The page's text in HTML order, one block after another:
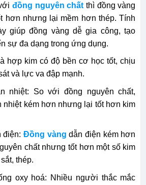
đồng nguyên chất thì đồng vàng
hơn nhưng lại mềm hơn thép. Tính
giúp đồng vàng dễ gia công, tạo
sự đa dạng trong ứng dụng.
hợp kim có độ bền cơ học tốt, chịu
và lực va đập mạnh.
nhiệt: So với đồng nguyên chất,
nhiệt kém hơn nhưng lại tốt hơn kim
điện:Đồng vàng dẫn điện kém hơn
chất nhưng tốt hơn một số kim
thép.
oxy hoá: Nhiều người thắc mắc